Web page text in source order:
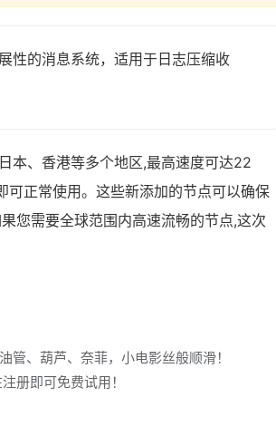
性的消息系统，适用于日志压缩收
本、香港等多个地区,最高速度可达22
正常使用。这些新添加的节点可以确保
您需要全球范围内高速流畅的节点,这次
管、葫芦、奈菲，小电影丝般顺滑！
册即可免费试用！